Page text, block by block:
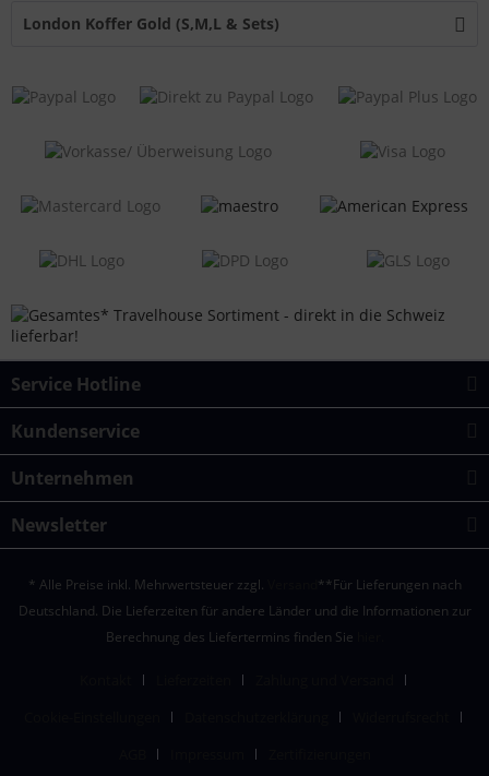
London Koffer Gold (S,M,L & Sets)
Service Hotline
Kundenservice
Unternehmen
Newsletter
* Alle Preise inkl. Mehrwertsteuer zzgl.
**Für Lieferungen nach
Deutschland. Die Lieferzeiten für andere Länder und die Informationen zur
Berechnung des Liefertermins finden Sie